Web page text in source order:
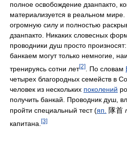
полное освобождение дзанпакто,
материализуется в реальном
огромную силу и полностью
дзанпакто. Никаких словесных
проводники душ просто
банкаем могут только немногие,
тренируясь сотни лет[2] . По словам
четырех благородных семейств в
человек из нескольких поколений
получить банкай. Проводник душ,
пройти специальный тест (яп. 隊首
капитана. [3]